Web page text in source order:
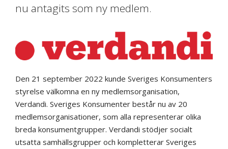
nu antagits som ny medlem.
Den 21 september 2022 kunde Sveriges Konsumenters
styrelse välkomna en ny medlemsorganisation,
Verdandi. Sveriges Konsumenter består nu av 20
medlemsorganisationer, som alla representerar olika
breda konsumentgrupper. Verdandi stödjer socialt
utsatta samhällsgrupper och kompletterar Sveriges